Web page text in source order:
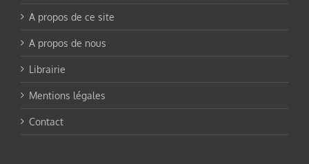
A propos de ce site
A propos de nous
Librairie
Mentions légales
Contact